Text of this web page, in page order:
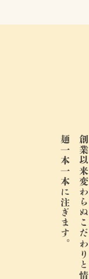
創業以来変わらぬこだわりと情熱を、
麺一本一本に注ぎます。